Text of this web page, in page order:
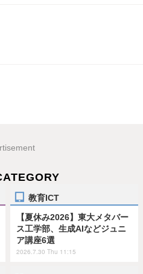
教育ICT
【夏休み2026】東大メタバー
ス工学部、生成AIなどジュニ
ア講座6選
2026.7.30 Thu 11:15